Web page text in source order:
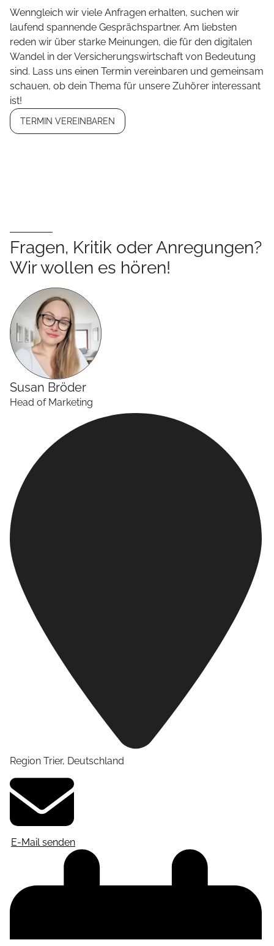
Wenngleich wir viele Anfragen erhalten, suchen wir
laufend spannende Gesprächspartner. Am liebsten
reden wir über starke Meinungen, die für den digitalen
Wandel in der Versicherungswirtschaft von Bedeutung
sind. Lass uns einen Termin vereinbaren und gemeinsam
schauen, ob dein Thema für unsere Zuhörer interessant
ist!
TERMIN VEREINBAREN
Fragen, Kritik oder Anregungen?
Wir wollen es hören!
Susan Bröder
Head of Marketing
Region Trier, Deutschland
E-Mail senden